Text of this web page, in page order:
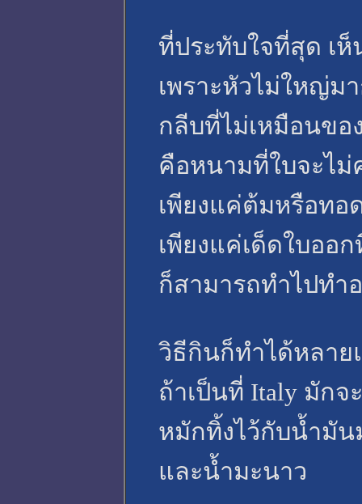
ที่ประทับใจที่สุด เห็
เพราะหัวไม่ใหญ่
กลีบที่ไม่เหมือนขอ
คือหนามที่ใบจะไม่
เพียงแค่ต้มหรือทอ
เพียงแค่เด็ดใบออ
ก็สามารถทำไปทำ
วิธีกินก็ทำได้หลา
ถ้าเป็นที่ Italy มักจ
หมักทิ้งไว้กับน้ำมัน
และน้ำมะนาว